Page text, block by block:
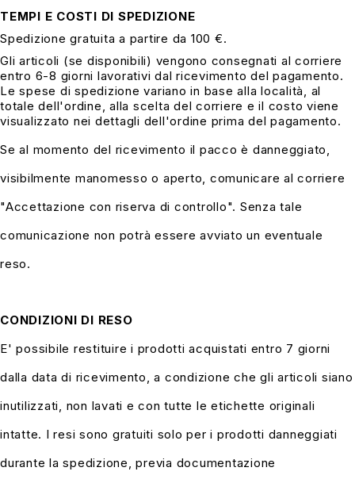
EFFEBIART
IMPORTANTE: INSERIRE NELLA CAUSALE
DEL BONIFICO IL NUMERO DELL’ORDINE
TEMPI E COSTI DI SPEDIZIONE
Spedizione gratuita a partire da 100 €.
Gli articoli (se disponibili) vengono consegnati al corriere
entro 6-8 giorni lavorativi dal ricevimento del pagamento.
Le spese di spedizione variano in base alla località, al
totale dell'ordine, alla scelta del corriere e il costo viene
visualizzato nei dettagli dell'ordine prima del pagamento.
Se al momento del ricevimento il pacco è danneggiato,
visibilmente manomesso o aperto, comunicare al corriere
"Accettazione con riserva di controllo". Senza tale
comunicazione non potrà essere avviato un eventuale
reso.
CONDIZIONI DI RESO
E' possibile restituire i prodotti acquistati entro 7 giorni
dalla data di ricevimento, a condizione che gli articoli siano
inutilizzati, non lavati e con tutte le etichette originali
intatte. I resi sono gratuiti solo per i prodotti danneggiati
durante la spedizione, previa documentazione